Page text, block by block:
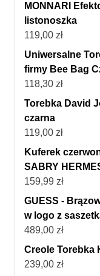
MONNARI
listonoszka
119,00 zł
Uniwersalne
firmy Bee Bag
118,30 zł
Torebka David
czarna
119,00 zł
Kuferek
SABRY
159,99 zł
GUESS -
w logo z
489,00 zł
Creole Torebka
239,00 zł